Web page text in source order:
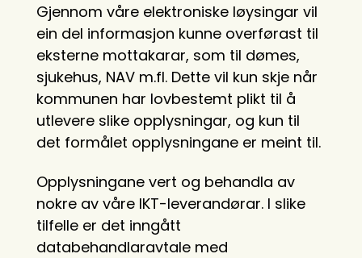
Gjennom våre elektroniske løysingar vil
ein del informasjon kunne overførast til
eksterne mottakarar, som til dømes,
sjukehus, NAV m.fl. Dette vil kun skje når
kommunen har lovbestemt plikt til å
utlevere slike opplysningar, og kun til
det formålet opplysningane er meint til.
Opplysningane vert og behandla av
nokre av våre IKT-leverandørar. I slike
tilfelle er det inngått
databehandlaravtale med